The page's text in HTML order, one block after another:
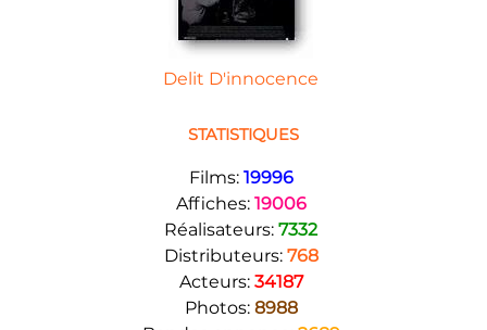
Delit D'innocence
STATISTIQUES
Films: 19996
Affiches: 19006
Réalisateurs: 7332
Distributeurs: 768
Acteurs: 34187
Photos: 8988